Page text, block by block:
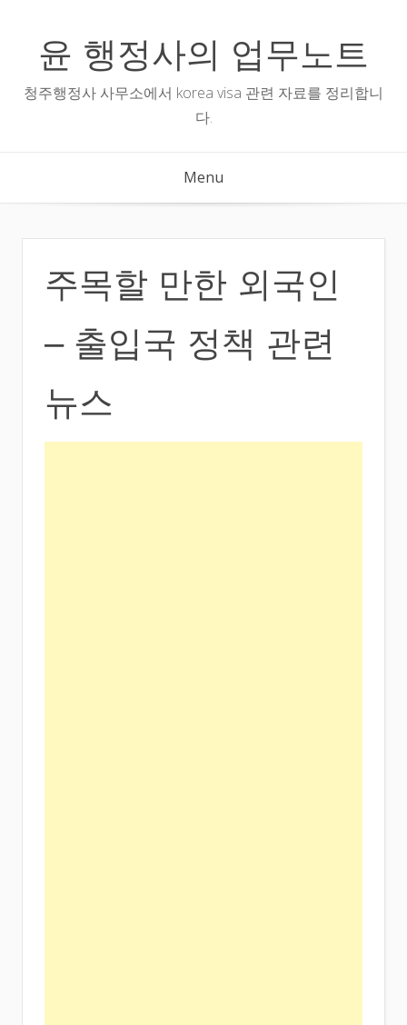
content윤 행정사의 업무노트
청주행정사 사무소에서 korea visa 관련 자료를 정리합니
다.
Menu
주목할 만한 외국인
– 출입국 정책 관련
뉴스